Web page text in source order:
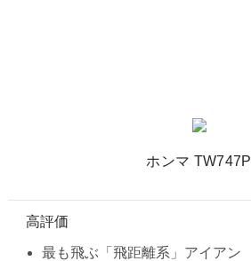
ホンマ TW747P
高評価
最も飛ぶ「飛距離系」アイアン